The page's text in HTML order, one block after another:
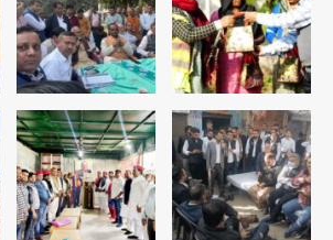
पुरा महादेव से बेटियों के स्वास्थ्य और सुरक्षा का
संदेश
Team JHJ
अब पहला स्थान हासिल करना लक्ष्य: डीएम
Team JHJ